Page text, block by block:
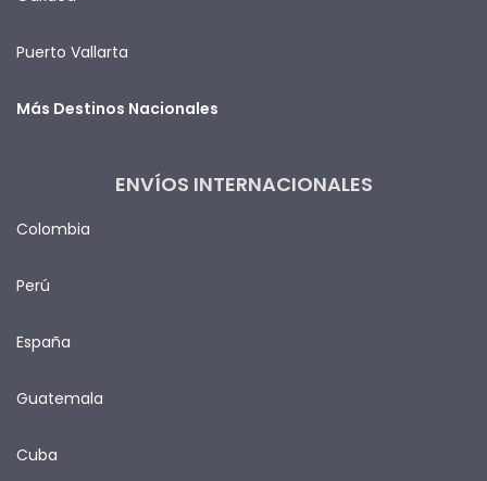
Puerto Vallarta
Más Destinos Nacionales
ENVÍOS INTERNACIONALES
Colombia
Perú
España
Guatemala
Cuba